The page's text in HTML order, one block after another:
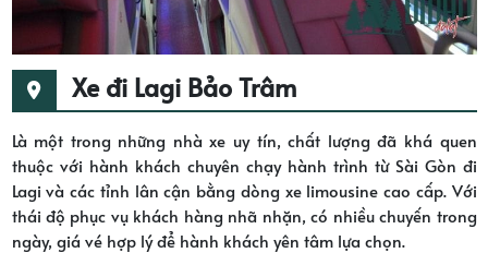
Xe đi Lagi Bảo Trâm
Là một trong những nhà xe uy tín, chất lượng đã khá quen
thuộc với hành khách chuyên chạy hành trình từ Sài Gòn đi
Lagi và các tỉnh lân cận bằng dòng xe limousine cao cấp. Với
thái độ phục vụ khách hàng nhã nhặn, có nhiều chuyến trong
ngày, giá vé hợp lý để hành khách yên tâm lựa chọn.